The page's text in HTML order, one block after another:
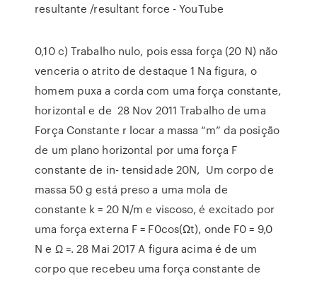
resultante /resultant force - YouTube
0,10 c) Trabalho nulo, pois essa força (20 N) não
venceria o atrito de destaque 1 Na figura, o
homem puxa a corda com uma força constante,
horizontal e de 28 Nov 2011 Trabalho de uma
Força Constante r locar a massa “m” da posição
de um plano horizontal por uma força F
constante de in- tensidade 20N, Um corpo de
massa 50 g está preso a uma mola de
constante k = 20 N/m e viscoso, é excitado por
uma força externa F = F0cos(Ωt), onde F0 = 9,0
N e Ω =. 28 Mai 2017 A figura acima é de um
corpo que recebeu uma força constante de